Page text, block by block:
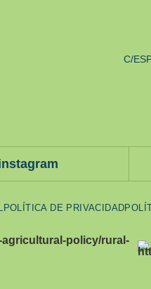
C/
POLÍTICA DE PRIVACIDAD